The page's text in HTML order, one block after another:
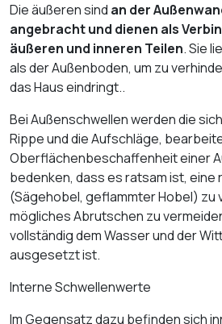
Die äußeren sind an der
angebracht und dienen als
äußeren und inneren Teilen. Sie
als der Außenboden, um zu
das Haus eindringt..
Bei Außenschwellen werden die
Rippe und die Aufschläge,
Oberflächenbeschaffenheit einer
bedenken, dass es ratsam ist, eine
(Sägehobel, geflammter Hobel) zu
mögliches Abrutschen zu
vollständig dem Wasser und der
ausgesetzt ist.
Interne Schwellenwerte
Im Gegensatz dazu befinden sich